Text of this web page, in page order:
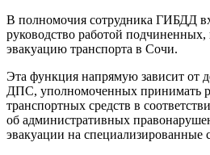
В полномочия сотрудника ГИБДД
руководство работой подчиненных,
эвакуацию транспорта в Сочи.
Эта функция напрямую зависит от
ДПС, уполномоченных принимать
транспортных средств в
об административных
эвакуации на специализированные